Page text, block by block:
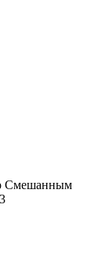
Смешанным